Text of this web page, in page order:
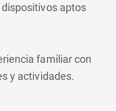
aptos
familiar con
y actividades.